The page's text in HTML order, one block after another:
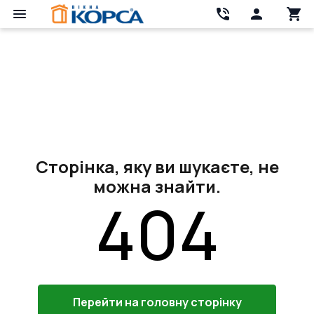
Сторінка, яку ви шукаєте, не
можна знайти.
404
Перейти на головну сторінку